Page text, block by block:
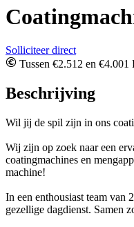
Solliciteer direct
Tussen €2.512 en €4.001
Beschrijving
Wil jij de spil zijn in ons
Wij zijn op zoek naar een
coatingmachines en
machine!
In een enthousiast team van
gezellige dagdienst. Samen